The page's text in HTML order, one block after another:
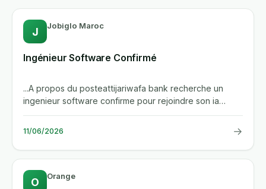
J Jobiglo Maroc
Ingénieur Software Confirmé
...A propos du posteattijariwafa bank recherche un
ingenieur software confirme pour rejoindre son ia
center. vous...
11/06/2026 →
O Orange